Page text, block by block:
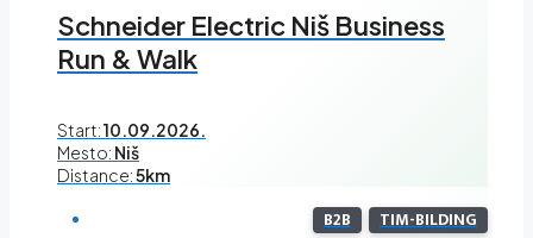
Schneider Electric Niš Business
Run & Walk
Start:10.09.2026.
Mesto: Niš
Distance:5km
B2B TIM-BILDING